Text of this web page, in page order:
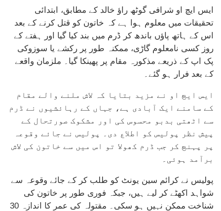
ایس ایچ او شرافی گوٹھ راؤ خالد کے مطابق، ابتدائی
تحقیقات میں معلوم ہوا ہے کہ خاتون کو قتل کرنے کے بعد
اس کے ہاتھ پاؤں باندھ کر ڈرم میں بند کیا گیا اور ہفتے کے
روز کسی نامعلوم گاڑی، ممکنہ طور پر رکشے یا سوزوکی
پک اپ کے ذریعے مذکورہ مقام پر پھینکا گیا۔ ملزمان واقعے
کے بعد فرار ہو گئے۔
ایس ایچ او نے مزید بتایا کہ لاش ملنے والے مقام
کے سامنے ایک آبادی ہے، جہاں کے رہائشیوں نے ڈرم
سے اٹھتی بدبو محسوس کی اور مشکوک صورتحال کے
پیش نظر پولیس کو اطلاع دی۔ پولیس نے جائے وقوعہ
پر پہنچ کر جب ڈرم کھولا تو اس میں سے خاتون کی لاش
برآمد ہوئی۔
پولیس نے کرائم سین یونٹ کو طلب کر کے جائے وقوعہ سے
شواہد اکھٹے کر لیے ہیں، جبکہ فوری طور پر خاتون کی
شناخت ممکن نہیں ہو سکی۔ مقتولہ کی عمر کا اندازہ 30